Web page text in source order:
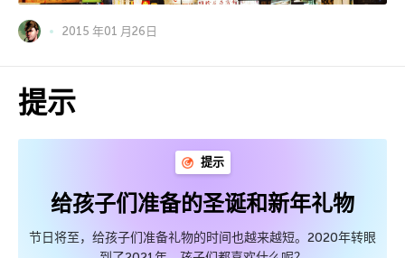
2015 年01 月26日
提示
提示
给孩子们准备的圣诞和新年礼物
节日将至，给孩子们准备礼物的时间也越来越短。2020年转眼